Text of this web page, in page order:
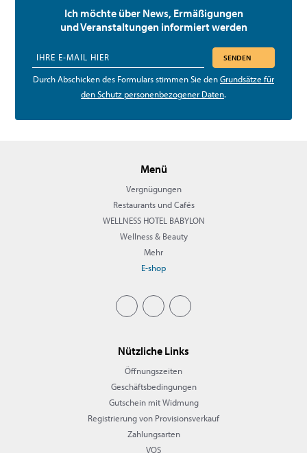
Ich möchte über News, Ermäßigungen
und Veranstaltungen informiert werden
SENDEN
Durch Abschicken des Formulars stimmen Sie denGrundsätze für
den Schutz personenbezogener Daten.
Menü
Vergnügungen
Restaurants und Cafés
WELLNESS HOTEL BABYLON
Wellness & Beauty
Mehr
E-shop
Nützliche Links
Öffnungszeiten
Geschäftsbedingungen
Gutschein mit Widmung
Registrierung von Provisionsverkauf
Zahlungsarten
VOS